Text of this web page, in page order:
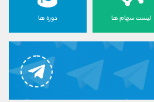
لیست سهام ها دوره ها